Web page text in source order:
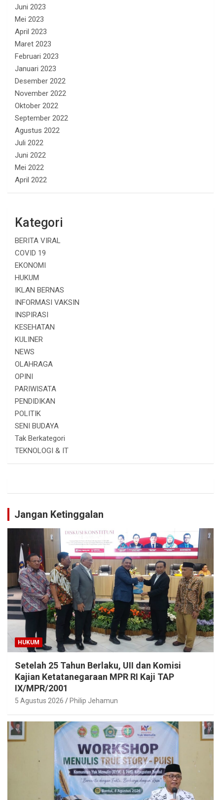
Juni 2023
Mei 2023
April 2023
Maret 2023
Februari 2023
Januari 2023
Desember 2022
November 2022
Oktober 2022
September 2022
Agustus 2022
Juli 2022
Juni 2022
Mei 2022
April 2022
Kategori
BERITA VIRAL
COVID 19
EKONOMI
HUKUM
IKLAN BERNAS
INFORMASI VAKSIN
INSPIRASI
KESEHATAN
KULINER
NEWS
OLAHRAGA
OPINI
PARIWISATA
PENDIDIKAN
POLITIK
SENI BUDAYA
Tak Berkategori
TEKNOLOGI & IT
Jangan Ketinggalan
HUKUM
Setelah 25 Tahun Berlaku, UII dan Komisi
Kajian Ketatanegaraan MPR RI Kaji TAP
IX/MPR/2001
5 Agustus 2026 Philip Jehamun